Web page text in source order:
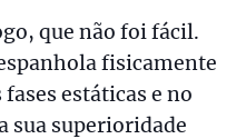
que não foi fácil.
fisicamente
estáticas e no
sua superioridade